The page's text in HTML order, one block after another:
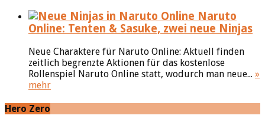
Naruto
Online: Tenten & Sasuke, zwei neue Ninjas
Neue Charaktere für Naruto Online: Aktuell finden
zeitlich begrenzte Aktionen für das kostenlose
Rollenspiel Naruto Online statt, wodurch man neue... »
mehr
Hero Zero